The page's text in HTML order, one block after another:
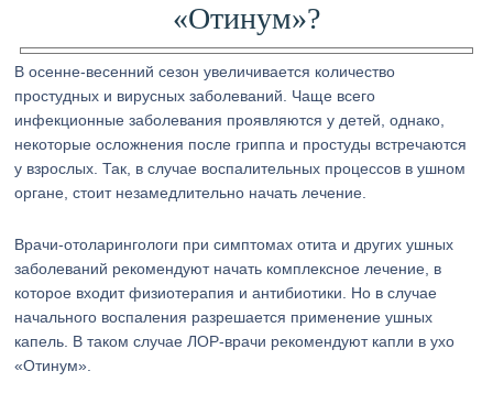
«Отинум»?
В осенне-весенний сезон увеличивается количество
простудных и вирусных заболеваний. Чаще всего
инфекционные заболевания проявляются у детей, однако,
некоторые осложнения после гриппа и простуды встречаются
у взрослых. Так, в случае воспалительных процессов в ушном
органе, стоит незамедлительно начать лечение.
Врачи-отоларингологи при симптомах отита и других ушных
заболеваний рекомендуют начать комплексное лечение, в
которое входит физиотерапия и антибиотики. Но в случае
начального воспаления разрешается применение ушных
капель. В таком случае ЛОР-врачи рекомендуют капли в ухо
«Отинум».